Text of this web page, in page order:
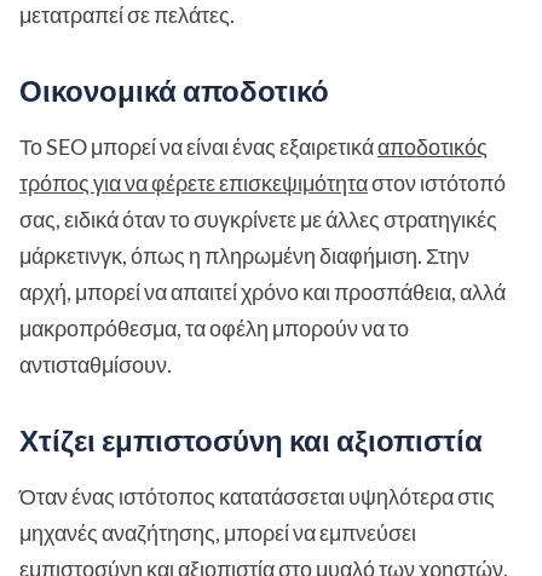
μετατραπεί σε πελάτες.
Οικονομικά αποδοτικό
Το SEO μπορεί να είναι ένας εξαιρετικάαποδοτικός
τρόπος για να φέρετε επισκεψιμότηταστον ιστότοπό
σας, ειδικά όταν το συγκρίνετε με άλλες στρατηγικές
μάρκετινγκ, όπως η πληρωμένη διαφήμιση. Στην
αρχή, μπορεί να απαιτεί χρόνο και προσπάθεια, αλλά
μακροπρόθεσμα, τα οφέλη μπορούν να το
αντισταθμίσουν.
Χτίζει εμπιστοσύνη και αξιοπιστία
Όταν ένας ιστότοπος κατατάσσεται υψηλότερα στις
μηχανές αναζήτησης, μπορεί να εμπνεύσει
εμπιστοσύνη και αξιοπιστία στο μυαλό των χρηστών.